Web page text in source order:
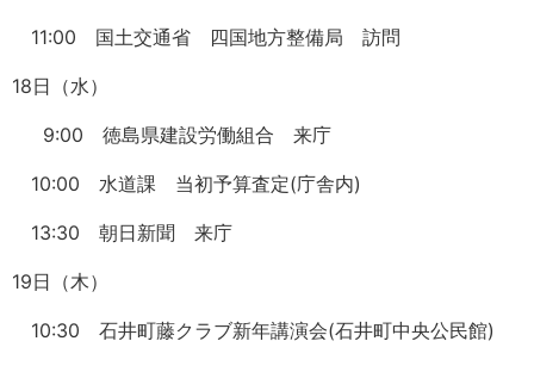
11:00 国土交通省 四国地方整備局 訪問
18日（水）
9:00 徳島県建設労働組合 来庁
10:00 水道課 当初予算査定(庁舎内)
13:30 朝日新聞 来庁
19日（木）
10:30 石井町藤クラブ新年講演会(石井町中央公民館)